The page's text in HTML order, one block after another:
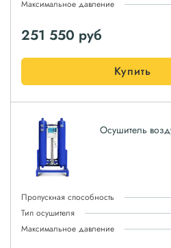
Максимальное давление
251 550 руб
Купить
Осушитель
Пропускная способность
Тип осушителя
Максимальное давление